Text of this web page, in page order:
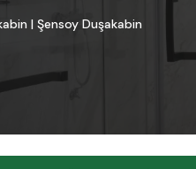
| Şensoy Duşakabin